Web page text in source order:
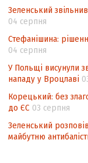
Зеленський
04 серпня
Стефанішина:
04 серпня
У Польщі висунули
нападу у Вроцлаві
Корецький: без
до ЄС 03 серпня
Зеленський
майбутню